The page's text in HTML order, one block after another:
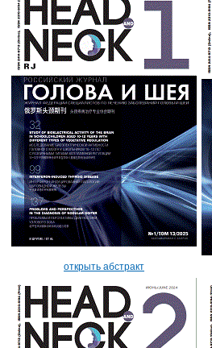
открыть абстракт